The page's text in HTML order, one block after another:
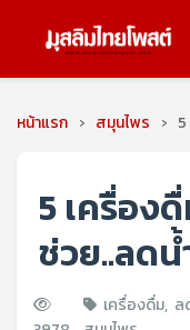
หน้าแรก › สมุนไพร ›
5 เครื่อง
ช่วย..ลด
เครื่องดื่ม, ล